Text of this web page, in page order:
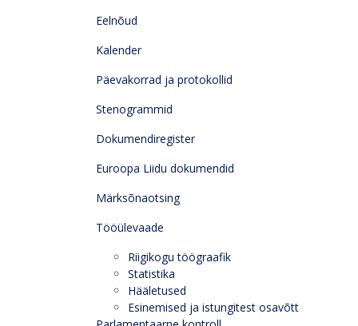
Eelnõud
Kalender
Päevakorrad ja protokollid
Stenogrammid
Dokumendiregister
Euroopa Liidu dokumendid
Märksõnaotsing
Tööülevaade
Riigikogu töögraafik
Statistika
Hääletused
Esinemised ja istungitest osavõtt